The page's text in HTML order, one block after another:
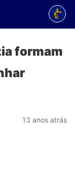
formam
13 anos atrás